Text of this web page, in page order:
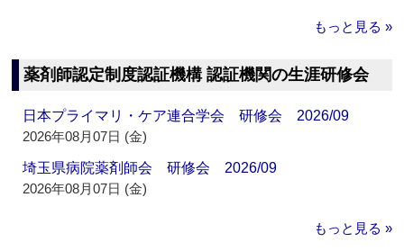
もっと見る »
薬剤師認定制度認証機構 認証機関の生涯研修会
日本プライマリ・ケア連合学会 研修会 2026/09
2026年08月07日 (金)
埼玉県病院薬剤師会 研修会 2026/09
2026年08月07日 (金)
もっと見る »